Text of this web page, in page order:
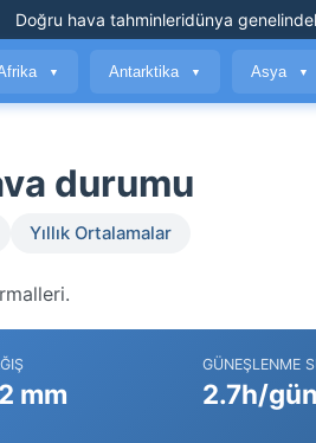
Doğru hava tahminleridünya
▼ Antarktika ▼ Asya ▼
durumu
Yıllık Ortalamalar
mm
GÜNEŞLENME
2.7h/gün